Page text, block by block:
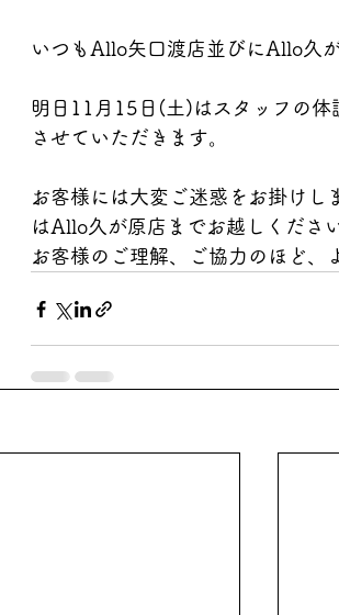
いつもAllo矢口渡店並びにAllo久
明日11月15日(土)はスタッフの体
させていただきます。
お客様には大変ご迷惑をお掛けし
はAllo久が原店までお越しくださ
お客様のご理解、ご協力のほど、